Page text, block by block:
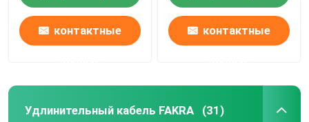
контактные контактные
Удлинительный кабель FAKRA (31)